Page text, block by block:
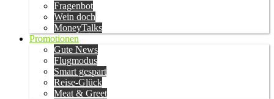
Fragenbot
Wein doch
MoneyTalks
Promotionen
Gute News
Flugmodus
Smart gespart
Reise-Glück
Meat & Greet